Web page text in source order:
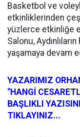
Basketbol ve
etkinliklerinden
yüzlerce etkinliğe
Salonu,
yaşamaya devam
YAZARIMIZ
"HANGİ
BAŞLIKLI
TIKLAYINIZ...